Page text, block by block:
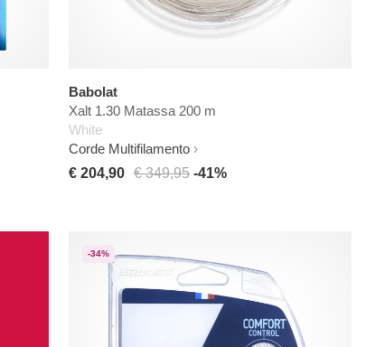
Babolat
Xalt 1.30 Matassa 200 m
White
Corde Multifilamento
€ 204,90
€ 349,95 -41%
-34%